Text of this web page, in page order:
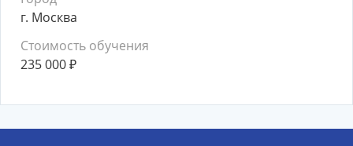
г. Москва
Стоимость обучения
235 000₽